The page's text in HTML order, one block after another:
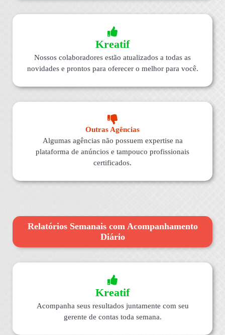
Kreatif
Nossos colaboradores estão atualizados a todas as
novidades e prontos para oferecer o melhor para você.
Outras Agências
Algumas agências não possuem expertise na
plataforma de anúncios e tampouco profissionais
certificados.
Relatórios Semanais com Acompanhamento
Diário
Kreatif
Acompanha seus resultados juntamente com seu
gerente de contas toda semana.